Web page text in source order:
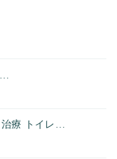
…
療 トイレ…